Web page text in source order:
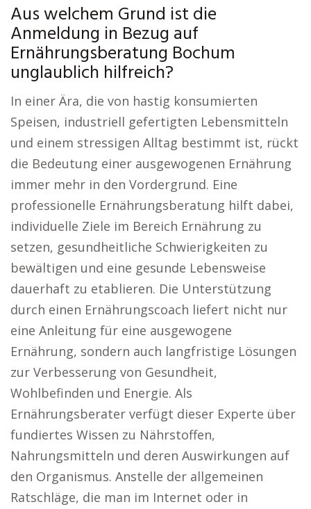
Aus welchem Grund ist die
Anmeldung in Bezug auf
Ernährungsberatung Bochum
unglaublich hilfreich?
In einer Ära, die von hastig konsumierten
Speisen, industriell gefertigten Lebensmitteln
und einem stressigen Alltag bestimmt ist, rückt
die Bedeutung einer ausgewogenen Ernährung
immer mehr in den Vordergrund. Eine
professionelle Ernährungsberatung hilft dabei,
individuelle Ziele im Bereich Ernährung zu
setzen, gesundheitliche Schwierigkeiten zu
bewältigen und eine gesunde Lebensweise
dauerhaft zu etablieren. Die Unterstützung
durch einen Ernährungscoach liefert nicht nur
eine Anleitung für eine ausgewogene
Ernährung, sondern auch langfristige Lösungen
zur Verbesserung von Gesundheit,
Wohlbefinden und Energie. Als
Ernährungsberater verfügt dieser Experte über
fundiertes Wissen zu Nährstoffen,
Nahrungsmitteln und deren Auswirkungen auf
den Organismus. Anstelle der allgemeinen
Ratschläge, die man im Internet oder in